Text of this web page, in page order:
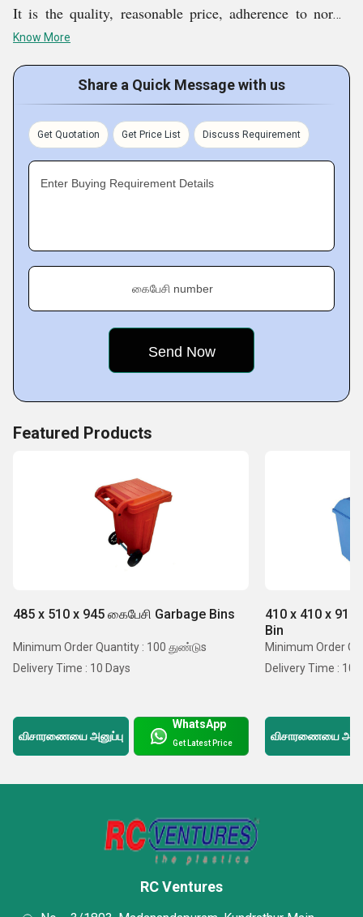
It is the quality, reasonable price, adherence to norms
and customer-centric policies that have enabled our
company to stand out in the market and come so far.
Key Facts of RC Ventures:
Know More
Share a Quick Message with us
Get Quotation Get Price List Discuss Requirement
Enter Buying Requirement Details
கைபேசி number
Featured Products
485 x 510 x 945 கைபேசி Garbage Bins
Minimum Order Quantity : 100 துண்டுs
Delivery Time : 10 Days
விசாரணையை அனுப்பு
WhatsApp
Get Latest Price
410 x 410 x
Bin
Minimum Order
Delivery Time : 10
விசாரணையை
RC Ventures